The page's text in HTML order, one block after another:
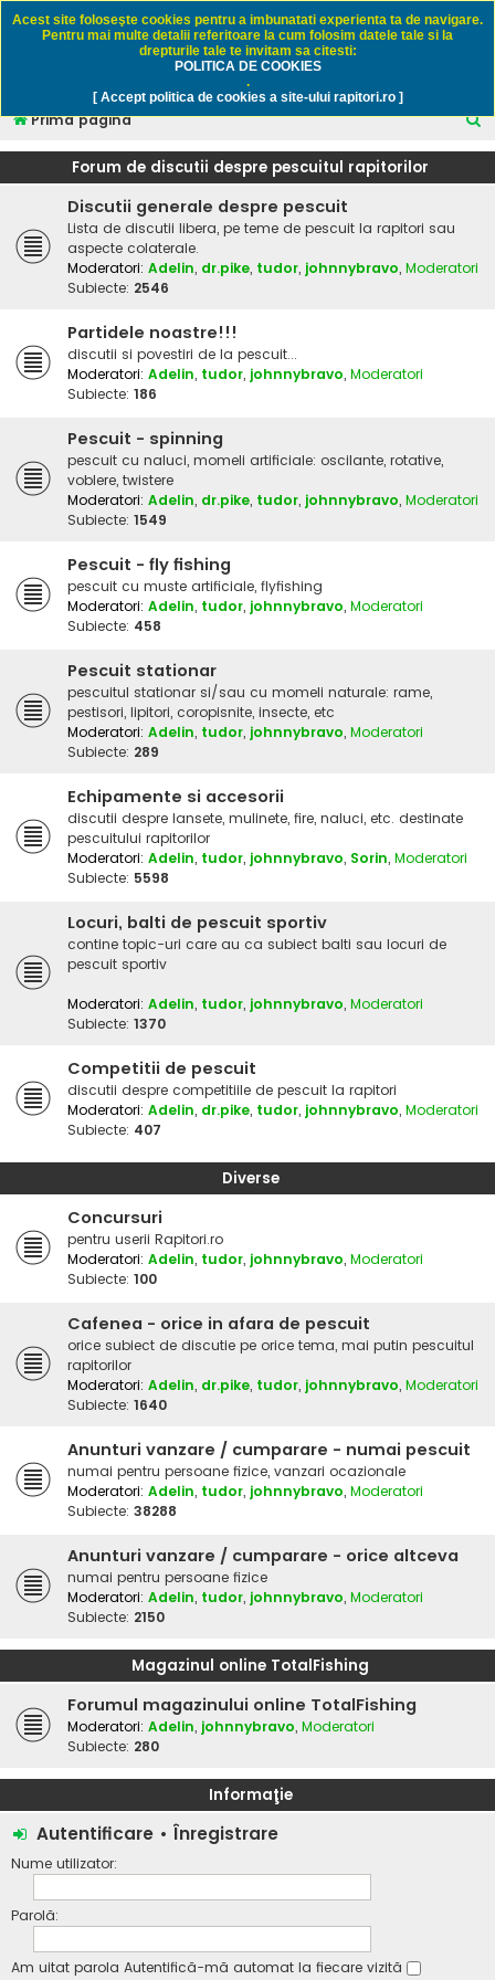
Rapitori.ro - Pescuit sportiv
Prima pagină
C
ă
Forum de discutii despre pescuitul rapitorilor
Discutii generale despre pescuit
Lista de discutii libera, pe teme de pescuit la rapitori sau
aspecte colaterale.
Moderatori: Adelin, dr.pike, tudor, johnnybravo, Moderatori
Subiecte: 2546
Partidele noastre!!!
discutii si povestiri de la pescuit...
Moderatori: Adelin, tudor, johnnybravo, Moderatori
Subiecte: 186
Pescuit - spinning
pescuit cu naluci, momeli artificiale: oscilante, rotative,
voblere, twistere
Moderatori: Adelin, dr.pike, tudor, johnnybravo, Moderatori
Subiecte: 1549
Pescuit - fly fishing
pescuit cu muste artificiale, flyfishing
Moderatori: Adelin, tudor, johnnybravo, Moderatori
Subiecte: 458
Pescuit stationar
pescuitul stationar si/sau cu momeli naturale: rame,
pestisori, lipitori, coropisnite, insecte, etc
Moderatori: Adelin, tudor, johnnybravo, Moderatori
Subiecte: 289
Echipamente si accesorii
discutii despre lansete, mulinete, fire, naluci, etc. destinate
pescuitului rapitorilor
Moderatori: Adelin, tudor, johnnybravo, Sorin, Moderatori
Subiecte: 5598
Locuri, balti de pescuit sportiv
contine topic-uri care au ca subiect balti sau locuri de
pescuit sportiv
Moderatori: Adelin, tudor, johnnybravo, Moderatori
Subiecte: 1370
Competitii de pescuit
discutii despre competitiile de pescuit la rapitori
Moderatori: Adelin, dr.pike, tudor, johnnybravo, Moderatori
Subiecte: 407
Diverse
Concursuri
pentru userii Rapitori.ro
Moderatori: Adelin, tudor, johnnybravo, Moderatori
Subiecte: 100
Cafenea - orice in afara de pescuit
orice subiect de discutie pe orice tema, mai putin pescuitul
rapitorilor
Moderatori: Adelin, dr.pike, tudor, johnnybravo, Moderatori
Subiecte: 1640
Anunturi vanzare / cumparare - numai pescuit
numai pentru persoane fizice, vanzari ocazionale
Moderatori: Adelin, tudor, johnnybravo, Moderatori
Subiecte: 38288
Anunturi vanzare / cumparare - orice altceva
numai pentru persoane fizice
Moderatori: Adelin, tudor, johnnybravo, Moderatori
Subiecte: 2150
Magazinul online TotalFishing
Forumul magazinului online TotalFishing
Moderatori: Adelin, johnnybravo, Moderatori
Subiecte: 280
Informaţie
Autentificare • Înregistrare
Nume utilizator:
Parolă:
Am uitat parola Autentifică-mă automat la fiecare vizită
Acest site foloseşte cookies pentru a imbunatati experienta ta de navigare.
Pentru mai multe detalii referitoare la cum folosim datele tale si la
drepturile tale te invitam sa citesti:
POLITICA DE COOKIES
.
[ Accept politica de cookies a site-ului rapitori.ro ]